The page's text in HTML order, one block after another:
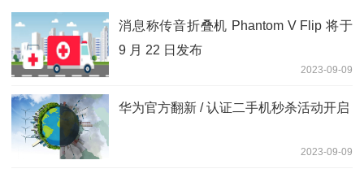
消息称传音折叠机 Phantom V Flip 将于
9 月 22 日发布
2023-09-09
华为官方翻新 / 认证二手机秒杀活动开启
2023-09-09